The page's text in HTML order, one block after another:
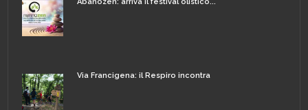
Abanozen: arriva il festival olistico...
Via Francigena: il Respiro incontra